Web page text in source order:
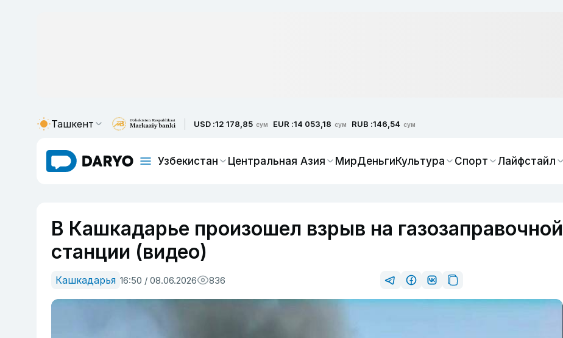
Ташкент USD :12 178,85 сум EUR :14 053,18 сум RUB :146,54 сум
Узбекистан Центральная Азия МирДеньгиКультура Спорт Лайфстайл
В Кашкадарье произошел взрыв на газозаправочной
станции (видео)
Кашкадарья 16:50 / 08.06.2026 836